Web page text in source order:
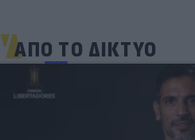
ΑΠΟ ΤΟ ΔΙΚΤΥΟ